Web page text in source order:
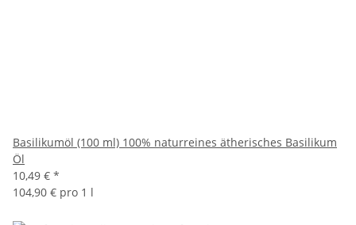
Basilikumöl (100 ml) 100% naturreines ätherisches Basilikum
Öl
10,49 € *
104,90 € pro 1 l